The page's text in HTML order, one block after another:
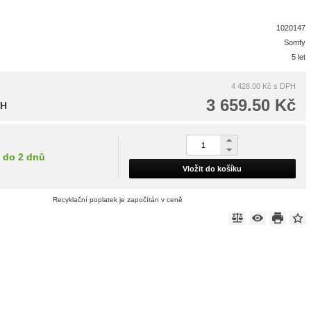
1020147
Somfy
5 let
4 428.00 Kč s DPH
3 659.50 Kč
do 2 dnů
Vložit do košíku
Recyklační poplatek je započítán v ceně